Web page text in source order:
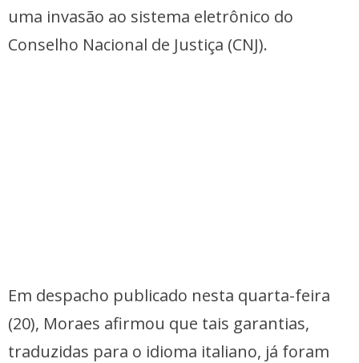
uma invasão ao sistema eletrônico do
Conselho Nacional de Justiça (CNJ).
Em despacho publicado nesta quarta-feira
(20), Moraes afirmou que tais garantias,
traduzidas para o idioma italiano, já foram